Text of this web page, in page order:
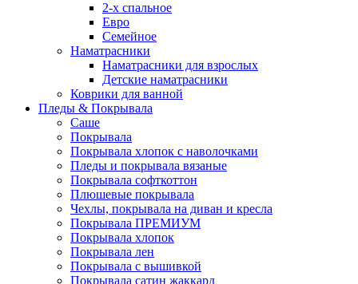
2-х спальное
Евро
Семейное
Наматрасники
Наматрасники для взрослых
Детские наматрасники
Коврики для ванной
Пледы & Покрывала
Саше
Покрывала
Покрывала хлопок с наволочками
Пледы и покрывала вязаные
Покрывала софткоттон
Плюшевые покрывала
Чехлы, покрывала на диван и кресла
Покрывала ПРЕМИУМ
Покрывала хлопок
Покрывала лен
Покрывала с вышивкой
Покрывала сатин жаккард